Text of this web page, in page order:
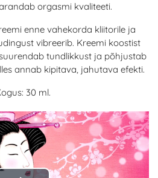
orgasmi kvaliteeti.
enne vahekorda kliitorile ja
vibreerib. Kreemi koostist
tundlikkust ja põhjustab
annab kipitava, jahutava efekti.
30 ml.